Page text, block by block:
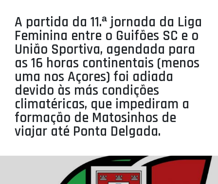
SELEÇÕES
MINIBASQUETE
ÁREA TÉCNICA
PROJETOS
LIGA BETCLIC MASCULINA
LIGA BETCLIC FEMININA
A partida da 11.ª jornada da Liga
Feminina entre o Guifões SC e o
União Sportiva, agendada para
as 16 horas continentais (menos
uma nos Açores) foi adiada
devido às más condições
climatéricas, que impediram a
formação de Matosinhos de
viajar até Ponta Delgada.